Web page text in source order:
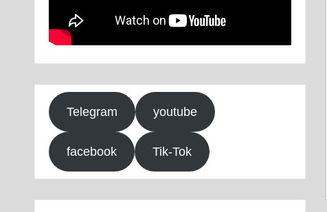
Telegram youtube
facebook Tik-Tok